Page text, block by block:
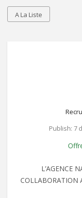
A La Liste
Publish: 7
L’AGENCE
COLLABORATION